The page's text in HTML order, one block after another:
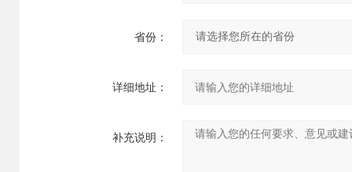
省份：
详细地址：
补充说明：